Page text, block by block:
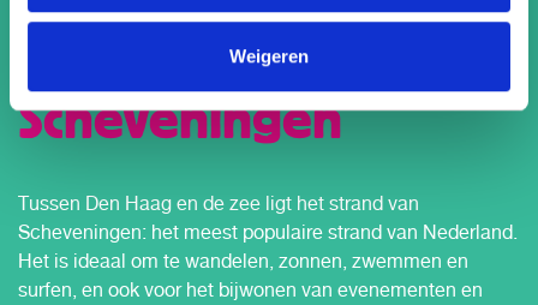
Weigeren
Strandplezier op
Scheveningen
Tussen Den Haag en de zee ligt het strand van
Scheveningen: het meest populaire strand van Nederland.
Het is ideaal om te wandelen, zonnen, zwemmen en
surfen, en ook voor het bijwonen van evenementen en